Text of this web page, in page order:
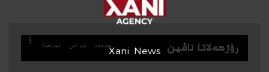
رۆژهه‌لاتا ناڤین ھەموو ئیراقی توركیا Xani News